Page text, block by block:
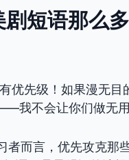
短语那么
优先级！如果漫无
我不会让你们做无用
者而言，优先攻克那